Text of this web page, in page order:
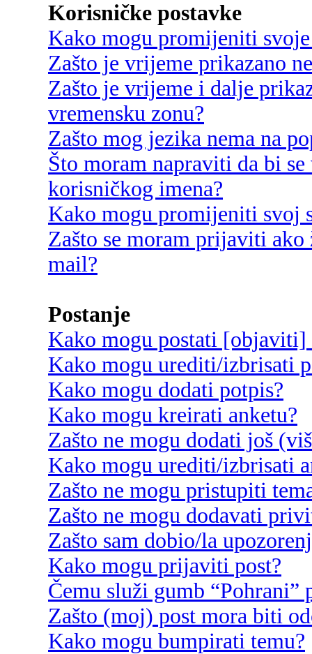
Korisničke postavke
Kako mogu promijeniti svoje
Zašto je vrijeme prikazano
Zašto je vrijeme i dalje
vremensku zonu?
Zašto mog jezika nema na
Što moram napraviti da bi
korisničkog imena?
Kako mogu promijeniti svoj
Zašto se moram prijaviti
mail?
Postanje
Kako mogu postati [objaviti]
Kako mogu urediti/izbrisati
Kako mogu dodati potpis?
Kako mogu kreirati anketu?
Zašto ne mogu dodati još
Kako mogu urediti/izbrisati
Zašto ne mogu pristupiti
Zašto ne mogu dodavati
Zašto sam dobio/la
Kako mogu prijaviti post?
Čemu služi gumb
Zašto (moj) post mora biti
Kako mogu bumpirati temu?